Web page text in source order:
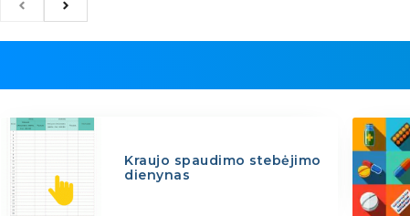
Kraujo spaudimo stebėjimo
dienynas